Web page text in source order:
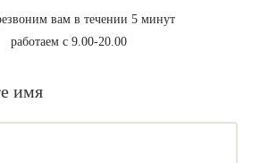
вам в течении 5 минут
работаем с 9.00-20.00
имя